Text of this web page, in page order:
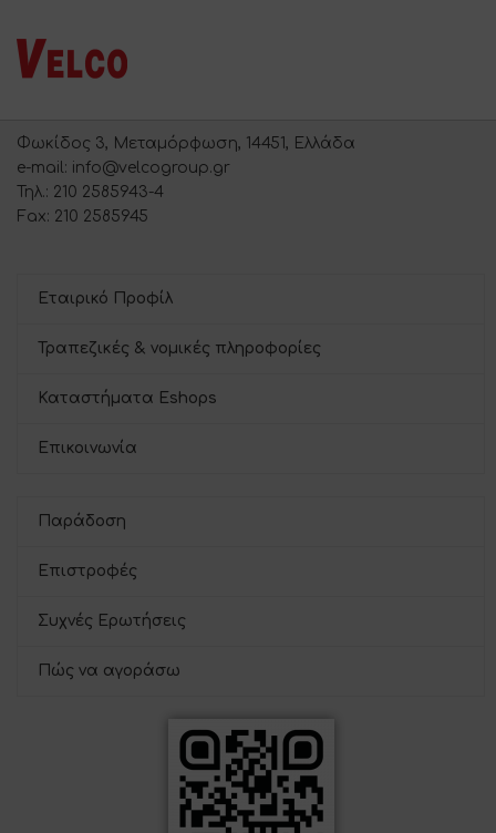
Φωκίδος 3, Μεταμόρφωση, 14451, Ελλάδα
e-mail: info@velcogroup.gr
Τηλ.: 210 2585943-4
Fax: 210 2585945
Εταιρικό Προφίλ
Τραπεζικές & νομικές πληροφορίες
Καταστήματα Eshops
Επικοινωνία
Παράδοση
Επιστροφές
Συχνές Ερωτήσεις
Πώς να αγοράσω